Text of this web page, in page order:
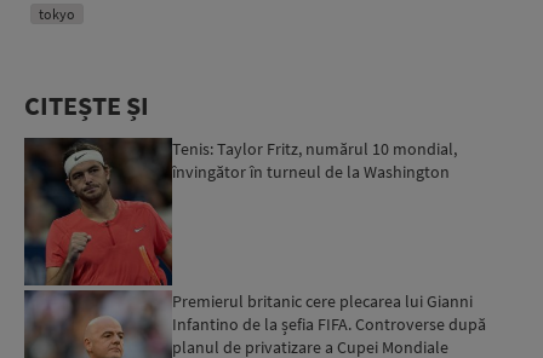
tokyo
CITEȘTE ȘI
Tenis: Taylor Fritz, numărul 10 mondial,
învingător în turneul de la Washington
Premierul britanic cere plecarea lui Gianni
Infantino de la șefia FIFA. Controverse după
planul de privatizare a Cupei Mondiale